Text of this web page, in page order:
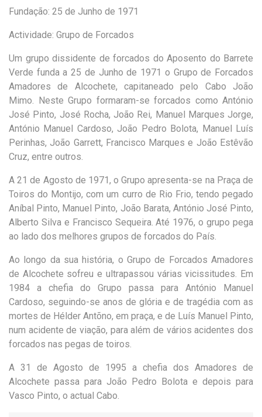
Fundação: 25 de Junho de 1971
Actividade: Grupo de Forcados
Um grupo dissidente de forcados do Aposento do Barrete
Verde funda a 25 de Junho de 1971 o Grupo de Forcados
Amadores de Alcochete, capitaneado pelo Cabo João
Mimo. Neste Grupo formaram-se forcados como António
José Pinto, José Rocha, João Rei, Manuel Marques Jorge,
António Manuel Cardoso, João Pedro Bolota, Manuel Luís
Perinhas, João Garrett, Francisco Marques e João Estêvão
Cruz, entre outros.
A 21 de Agosto de 1971, o Grupo apresenta-se na Praça de
Toiros do Montijo, com um curro de Rio Frio, tendo pegado
Aníbal Pinto, Manuel Pinto, João Barata, António José Pinto,
Alberto Silva e Francisco Sequeira. Até 1976, o grupo pega
ao lado dos melhores grupos de forcados do País.
Ao longo da sua história, o Grupo de Forcados Amadores
de Alcochete sofreu e ultrapassou várias vicissitudes. Em
1984 a chefia do Grupo passa para António Manuel
Cardoso, seguindo-se anos de glória e de tragédia com as
mortes de Hélder Antõno, em praça, e de Luís Manuel Pinto,
num acidente de viação, para além de vários acidentes dos
forcados nas pegas de toiros.
A 31 de Agosto de 1995 a chefia dos Amadores de
Alcochete passa para João Pedro Bolota e depois para
Vasco Pinto, o actual Cabo.